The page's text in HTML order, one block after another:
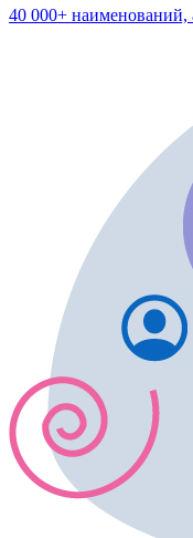
40 000+ наименований,